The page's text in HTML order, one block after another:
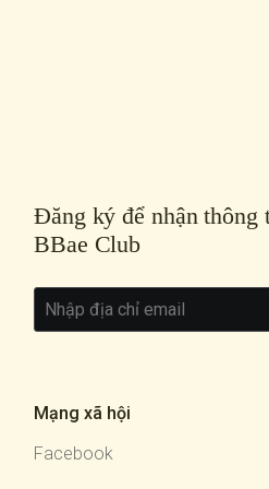
Đăng ký để nhận thông
BBae Club
Mạng xã hội
Facebook